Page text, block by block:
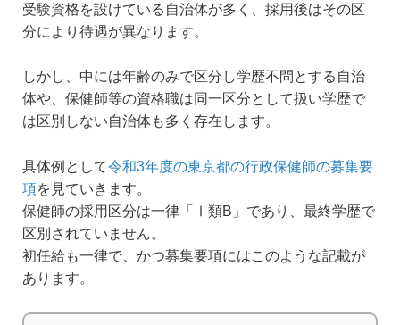
受験資格を設けている自治体が多く、採用後はその区
分により待遇が異なります。
しかし、中には年齢のみで区分し学歴不問とする自治
体や、保健師等の資格職は同一区分として扱い学歴で
は区別しない自治体も多く存在します。
具体例として令和3年度の東京都の行政保健師の募集要
項を見ていきます。
保健師の採用区分は一律「Ⅰ類B」であり、最終学歴で
区別されていません。
初任給も一律で、かつ募集要項にはこのような記載が
あります。